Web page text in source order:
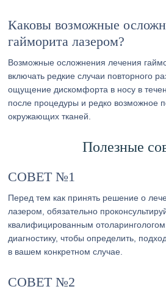
Каковы возможные
гайморита лазером?
Возможные осложнения лечения
включать редкие случаи повторного
ощущение дискомфорта в носу в
после процедуры и редко возможное
окружающих тканей.
Полезные
СОВЕТ №1
Перед тем как принять решение о
лазером, обязательно
квалифицированным
диагностику, чтобы определить,
в вашем конкретном случае.
СОВЕТ №2